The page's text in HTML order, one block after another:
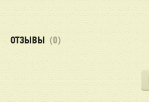
ОТЗЫВЫ (0)